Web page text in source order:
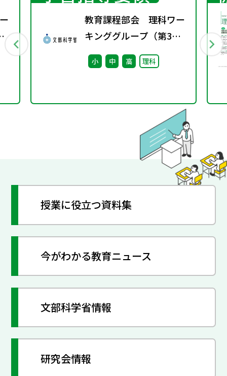
教育課程部会 理科ワー
キンググループ（第3
回） 配付資料
小 中 高 理科
授業に役立つ資料集
今がわかる教育ニュース
文部科学省情報
研究会情報